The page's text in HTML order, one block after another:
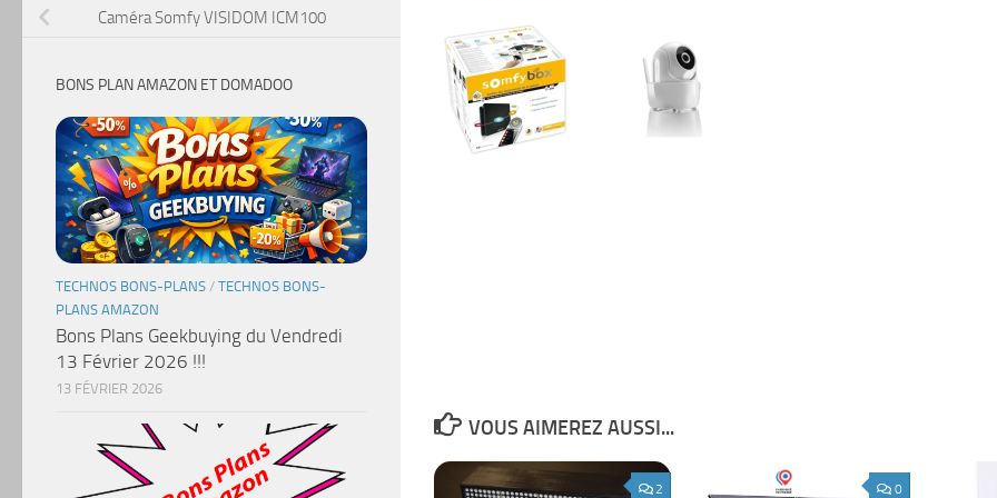
VOUS AIMEREZ AUSSI...
2 0
Caméra Somfy VISIDOM ICM100
BONS PLAN AMAZON ET DOMADOO
TECHNOS BONS-PLANS / TECHNOS BONS-
PLANS AMAZON
Bons Plans Geekbuying du Vendredi
13 Février 2026 !!!
13 FÉVRIER 2026